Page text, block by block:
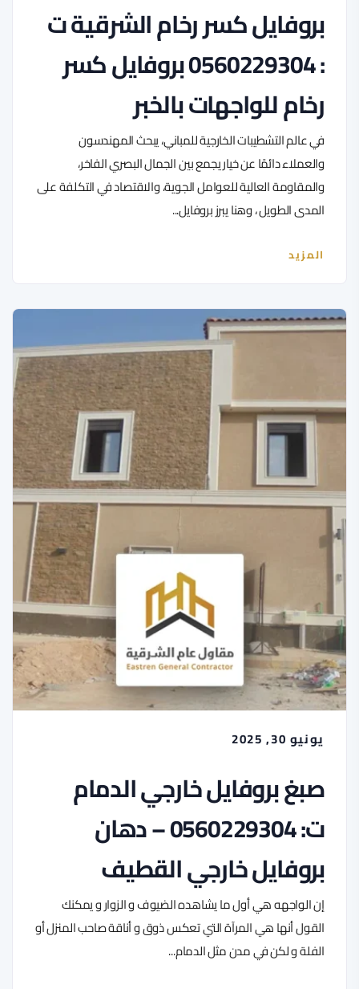
بروفايل كسر رخام الشرقية ت
: 0560229304 بروفايل كسر
رخام للواجهات بالخبر
​في عالم التشطيبات الخارجية للمباني، يبحث المهندسون
والعملاء دائمًا عن خيار يجمع بين الجمال البصري الفاخر،
والمقاومة العالية للعوامل الجوية، والاقتصاد في التكلفة على
المدى الطويل ، وهنا يبرز بروفايل...
المزيد
يونيو 30, 2025
صبغ بروفايل خارجي الدمام
ت: 0560229304 – دهان
بروفايل خارجي القطيف
إن الواجهه هي أول ما يشاهده الضيوف و الزوار و يمكنك
القول أنها هي المرآة التي تعكس ذوق و أناقة صاحب المنزل أو
الفلة و لكن في مدن مثل الدمام...